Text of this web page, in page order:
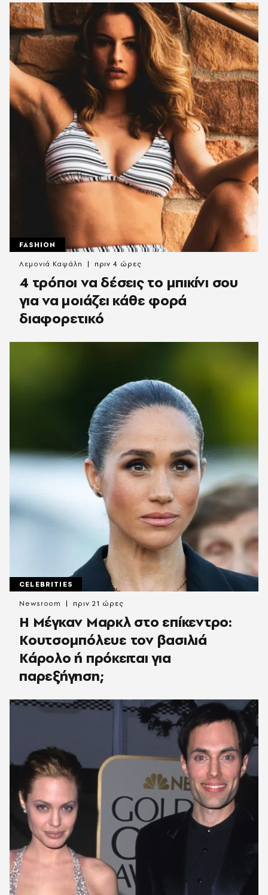
FASHION
4 τρόποι να δέσεις το μπικίνι σου
για να μοιάζει κάθε φορά
διαφορετικό
Λεμονιά Καψάλη πριν 4 ώρες
CELEBRITIES
Η Μέγκαν Μαρκλ στο επίκεντρο:
Κουτσομπόλευε τον βασιλιά
Κάρολο ή πρόκειται για
παρεξήγηση;
Newsroom πριν 21 ώρες